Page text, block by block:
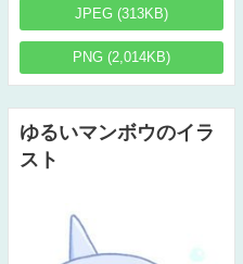
JPEG (313KB)
PNG (2,014KB)
ゆるいマンボウのイラ
スト